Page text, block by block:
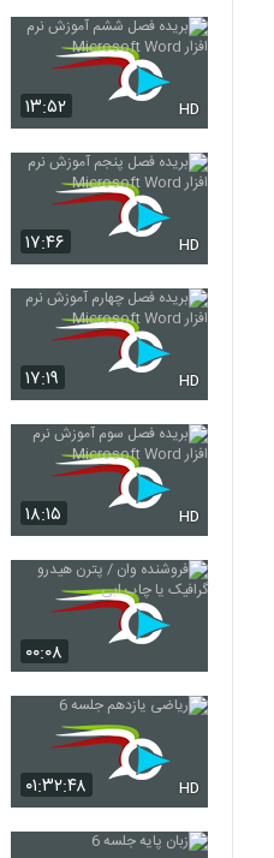
۱۳:۵۲ HD
۱۷:۴۶ HD
۱۷:۱۹ HD
۱۸:۱۵ HD
۰۰:۰۸
۰۱:۳۲:۴۸ HD